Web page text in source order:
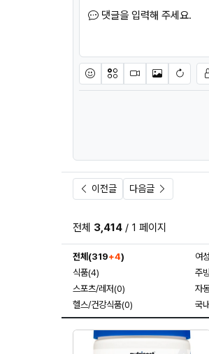
댓글을 입력해 주세요.
이모티콘아이콘동영상이미지새댓글
이전글 다음글
전체 3,414 / 1 페이지
전체(319+4) 여
식품(4)
주
스포츠/레저(0)
자
헬스/건강식품(0)
국